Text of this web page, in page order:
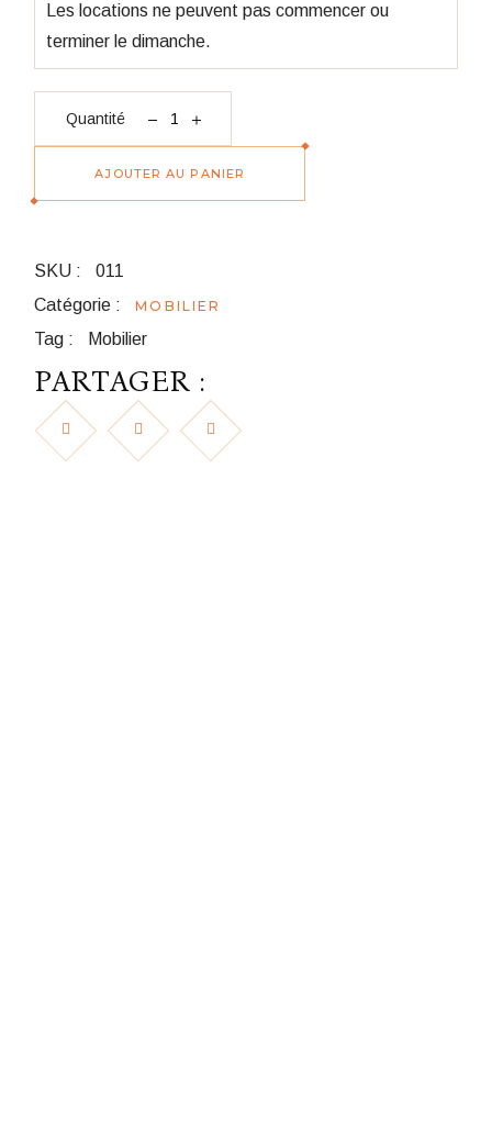
Les locations ne peuvent pas commencer ou
terminer le dimanche.
Quantité
quantité Chaise Miami
AJOUTER AU PANIER
SKU :
011
Catégorie :
MOBILIER
Tag : Mobilier
PARTAGER :